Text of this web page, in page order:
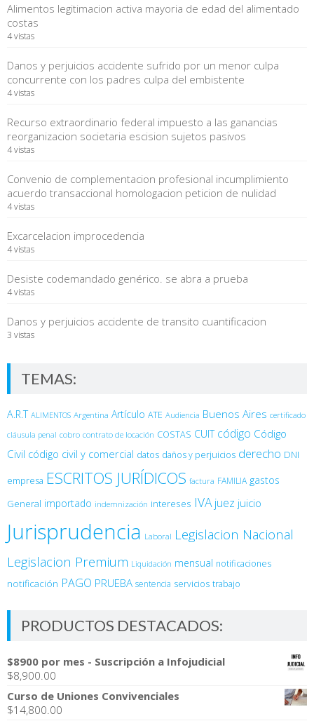
Alimentos legitimacion activa mayoria de edad del alimentado
costas
4 vistas
Danos y perjuicios accidente sufrido por un menor culpa
concurrente con los padres culpa del embistente
4 vistas
Recurso extraordinario federal impuesto a las ganancias
reorganizacion societaria escision sujetos pasivos
4 vistas
Convenio de complementacion profesional incumplimiento
acuerdo transaccional homologacion peticion de nulidad
4 vistas
Excarcelacion improcedencia
4 vistas
Desiste codemandado genérico. se abra a prueba
4 vistas
Danos y perjuicios accidente de transito cuantificacion
3 vistas
TEMAS:
A.R.T ALIMENTOS Argentina Artículo ATE Audiencia Buenos Aires certificado
cláusula penal cobro contrato de locación COSTAS CUIT código Código
Civil código civil y comercial datos daños y perjuicios derecho DNI
empresa ESCRITOS JURÍDICOS factura FAMILIA gastos
General importado indemnización intereses IVA juez juicio
Jurisprudencia Laboral Legislacion Nacional
Legislacion Premium Liquidación mensual notificaciones
notificación PAGO PRUEBA sentencia servicios trabajo
PRODUCTOS DESTACADOS:
$8900 por mes - Suscripción a Infojudicial
$8,900.00
Curso de Uniones Convivenciales
$14,800.00